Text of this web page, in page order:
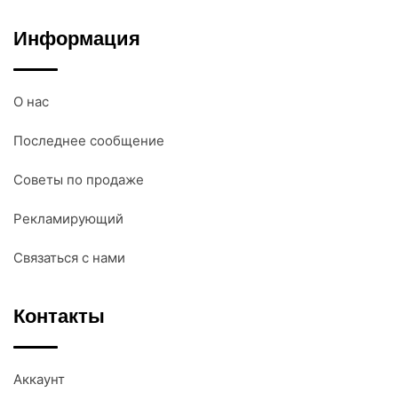
Информация
О нас
Последнее сообщение
Советы по продаже
Рекламирующий
Связаться с нами
Контакты
Аккаунт